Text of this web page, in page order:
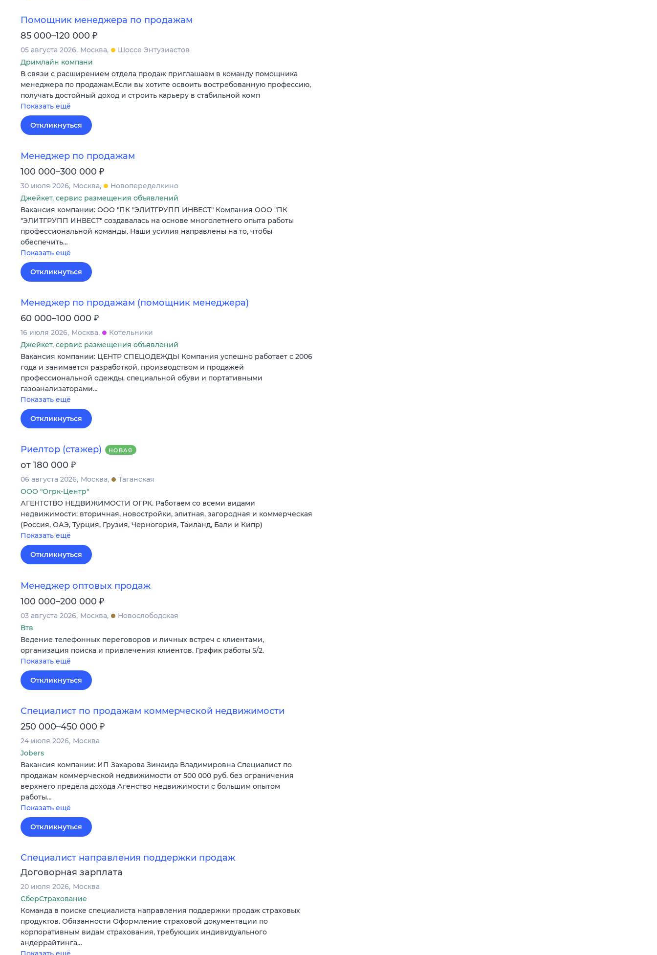
Помощник менеджера по продажам
85 000–120 000 ₽
05 августа 2026 Москва
Шоссе Энтузиастов
Дримлайн компани
В связи с расширением отдела продаж приглашаем в команду помощника
менеджера по продажам.Если вы хотите освоить востребованную профессию,
получать достойный доход и строить карьеру в стабильной комп
Показать ещё
Откликнуться
Менеджер по продажам
100 000–300 000 ₽
30 июля 2026 Москва
Новопеределкино
Джейкет, сервис размещения объявлений
Вакансия компании: ООО "ПК "ЭЛИТГРУПП ИНВЕСТ" Компания ООО "ПК
"ЭЛИТГРУПП ИНВЕСТ" создавалась на основе многолетнего опыта работы
профессиональной команды. Наши усилия направлены на то, чтобы
обеспечить…
Показать ещё
Откликнуться
Менеджер по продажам (помощник менеджера)
60 000–100 000 ₽
16 июля 2026 Москва
Котельники
Джейкет, сервис размещения объявлений
Вакансия компании: ЦЕНТР СПЕЦОДЕЖДЫ Компания успешно работает с 2006
года и занимается разработкой, производством и продажей
профессиональной одежды, специальной обуви и портативными
газоанализаторами…
Показать ещё
Откликнуться
Риелтор (стажер) НОВАЯ
от 180 000 ₽
06 августа 2026 Москва
Таганская
ООО "Огрк-Центр"
АГЕНТСТВО НЕДВИЖИМОСТИ ОГРК. Работаем со всеми видами
недвижимости: вторичная, новостройки, элитная, загородная и коммерческая
(Россия, ОАЭ, Турция, Грузия, Черногория, Таиланд, Бали и Кипр)
Показать ещё
Откликнуться
Менеджер оптовых продаж
100 000–200 000 ₽
03 августа 2026 Москва
Новослободская
Втв
Ведение телефонных переговоров и личных встреч с клиентами,
организация поиска и привлечения клиентов. График работы 5/2.
Показать ещё
Откликнуться
Специалист по продажам коммерческой недвижимости
250 000–450 000 ₽
24 июля 2026 Москва
Jobers
Вакансия компании: ИП Захарова Зинаида Владимировна Специалист по
продажам коммерческой недвижимости от 500 000 руб. без ограничения
верхнего предела дохода Агенство недвижимости с большим опытом
работы…
Показать ещё
Откликнуться
Специалист направления поддержки продаж
Договорная зарплата
20 июля 2026 Москва
СберСтрахование
Команда в поиске специалиста направления поддержки продаж страховых
продуктов. Обязанности Оформление страховой документации по
корпоративным видам страхования, требующих индивидуального
андеррайтинга…